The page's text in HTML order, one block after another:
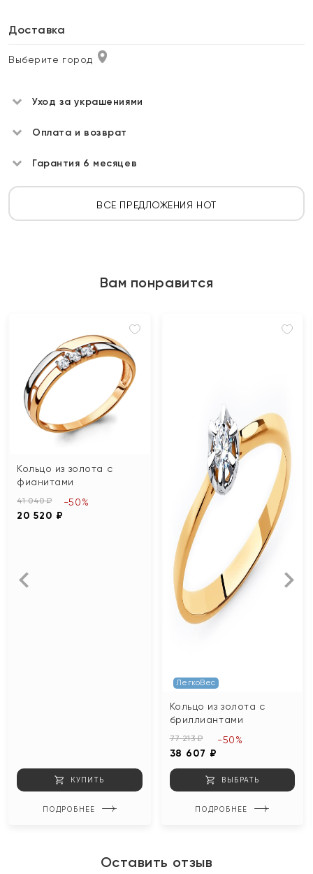
Доставка
Выберите город
Уход за украшениями
Оплата и возврат
Гарантия 6 месяцев
ВСЕ ПРЕДЛОЖЕНИЯ HOT
Вам понравится
Кольцо из золота с
фианитами
41 040 ₽
20 520 ₽
-50%
КУПИТЬ
ПОДРОБНЕЕ
ЛегкоВес
Кольцо из золота с
бриллиантами
77 213 ₽
38 607 ₽
-50%
ВЫБРАТЬ
ПОДРОБНЕЕ
Оставить отзыв